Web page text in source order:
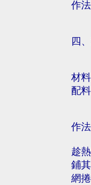
作
四
材
配
作法
趁
鋪
網